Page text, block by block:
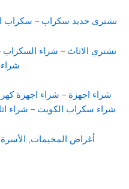
نشترى حديد سكراب – سكراب
نشتري الاثاث – شراء السكراب
شراء اجهزة – شراء اجهزة
شراء سكراب الكويت – شراء
أغراض المخيمات, الأسرة